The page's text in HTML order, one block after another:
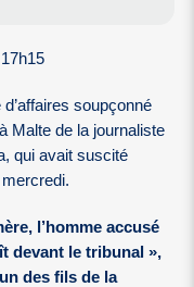
soupçonné
Malte de la journaliste
qui avait suscité
mercredi.
l’homme accusé
devant le tribunal »,
des fils de la